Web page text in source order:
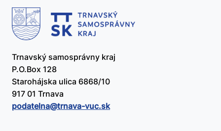
Trnavský samosprávny kraj
P.O.Box 128
Starohájska ulica 6868/10
917 01 Trnava
podatelna@​trnava-vuc.sk